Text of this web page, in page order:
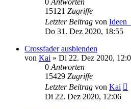
0 Antworten
15121 Zugriffe
Letzter Beitrag von
Do 31. Dez 2020, 18:55
Crossfader ausblenden
von Kai » Di 22. Dez 2020,
0 Antworten
15429 Zugriffe
Letzter Beitrag von Kai
Di 22. Dez 2020, 12:06